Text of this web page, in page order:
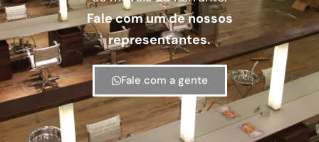
Fale com um de nossos
representantes.
Fale com a gente